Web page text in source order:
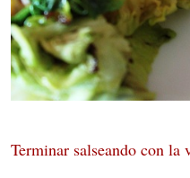
Terminar salseando con la